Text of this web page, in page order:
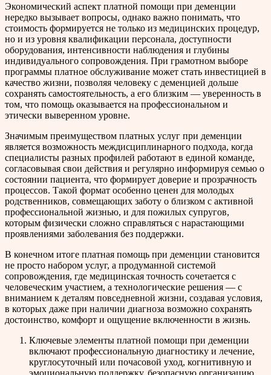
Экономический аспект платной помощи при деменции
нередко вызывает вопросы, однако важно понимать, что
стоимость формируется не только из медицинских процедур,
но и из уровня квалификации персонала, доступности
оборудования, интенсивности наблюдения и глубины
индивидуального сопровождения. При грамотном выборе
программы платное обслуживание может стать инвестицией в
качество жизни, позволяя человеку с деменцией дольше
сохранять самостоятельность, а его близким — уверенность в
том, что помощь оказывается на профессиональном и
этически выверенном уровне.
Значимым преимуществом платных услуг при деменции
является возможность междисциплинарного подхода, когда
специалисты разных профилей работают в единой команде,
согласовывая свои действия и регулярно информируя семью о
состоянии пациента, что формирует доверие и прозрачность
процессов. Такой формат особенно ценен для молодых
родственников, совмещающих заботу о близком с активной
профессиональной жизнью, и для пожилых супругов,
которым физически сложно справляться с нарастающими
проявлениями заболевания без поддержки.
В конечном итоге платная помощь при деменции становится
не просто набором услуг, а продуманной системой
сопровождения, где медицинская точность сочетается с
человеческим участием, а технологические решения — с
вниманием к деталям повседневной жизни, создавая условия,
в которых даже при наличии диагноза возможно сохранять
достоинство, комфорт и ощущение включенности в жизнь.
Ключевые элементы платной помощи при деменции
включают профессиональную диагностику и лечение,
круглосуточный или почасовой уход, когнитивную и
эмоциональную поддержку, безопасную организацию